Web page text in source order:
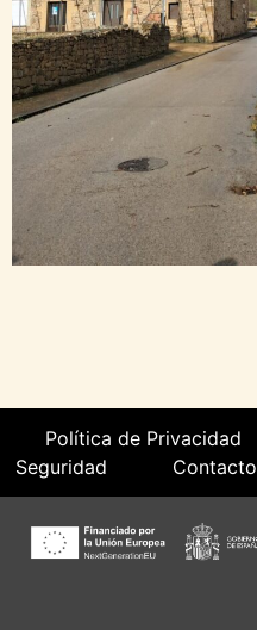
Política de Privacidad
Seguridad
Contacto